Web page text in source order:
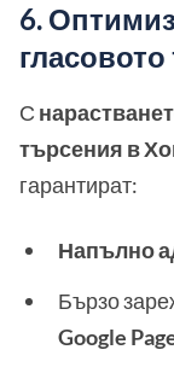
6.
С
търсения в
гарантират:
Напълно
Бързо
Google